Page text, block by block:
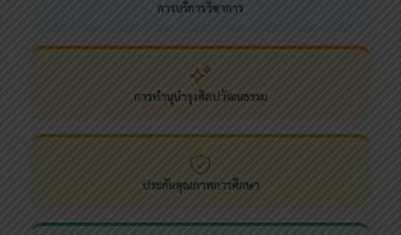
การบริการวิชาการ
การทำนุบำรุงศิลปวัฒนธรรม
ประกันคุณภาพการศึกษา